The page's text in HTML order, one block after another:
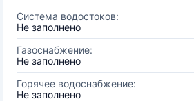
Система водостоков:
Не заполнено
Газоснабжение:
Не заполнено
Горячее водоснабжение:
Не заполнено